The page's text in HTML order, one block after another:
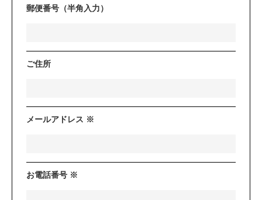
郵便番号（半角入力）
ご住所
メールアドレス ※
お電話番号 ※